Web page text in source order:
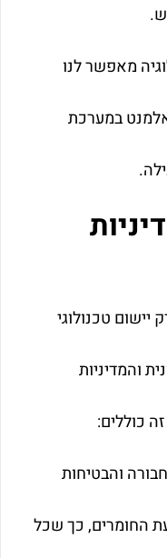
מאפשר לנו
במערכת
טכנולוגי
והמדיניות
כוללים:
והבטיחות
החומרים, כך שכל